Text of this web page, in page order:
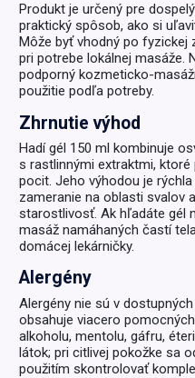
Produkt je určený pre
praktický spôsob, ako si
Môže byť vhodný po fyzickej
pri potrebe lokálnej masáže.
podporný kozmeticko-
použitie podľa potreby.
Zhrnutie výhod
Hadí gél 150 ml kombinuje
s rastlinnými extraktmi,
pocit. Jeho výhodou je
zameranie na oblasti svalov
starostlivosť. Ak hľadáte gél
masáž namáhaných častí
domácej lekárničky.
Alergény
Alergény nie sú v
obsahuje viacero
alkoholu, mentolu, gáfru,
látok; pri citlivej pokožke sa
použitím skontrolovať